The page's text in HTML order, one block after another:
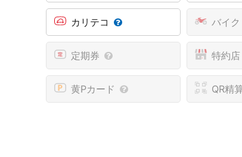
カリテコ バイク
定期券 特約店
黄Pカード QR精